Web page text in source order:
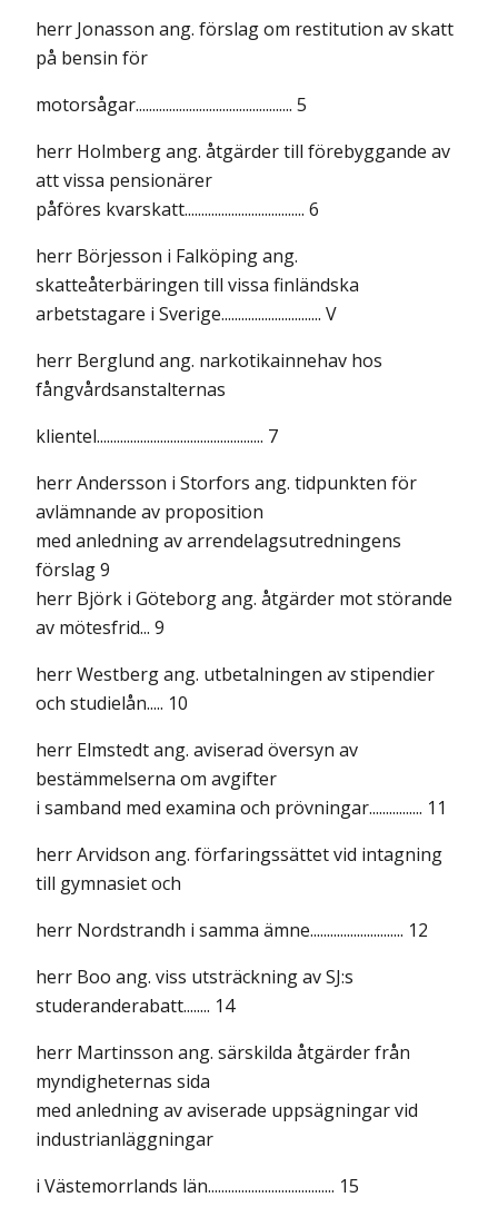
herr Jonasson ang. förslag om restitution av skatt
på bensin för
motorsågar............................................... 5
herr Holmberg ang. åtgärder till förebyggande av
att vissa pensionärer
påföres kvarskatt.................................... 6
herr Börjesson i Falköping ang.
skatteåterbäringen till vissa finländska
arbetstagare i Sverige.............................. V
herr Berglund ang. narkotikainnehav hos
fångvårdsanstalternas
klientel.................................................. 7
herr Andersson i Storfors ang. tidpunkten för
avlämnande av proposition
med anledning av arrendelagsutredningens
förslag 9
herr Björk i Göteborg ang. åtgärder mot störande
av mötesfrid... 9
herr Westberg ang. utbetalningen av stipendier
och studielån..... 10
herr Elmstedt ang. aviserad översyn av
bestämmelserna om avgifter
i samband med examina och prövningar................ 11
herr Arvidson ang. förfaringssättet vid intagning
till gymnasiet och
herr Nordstrandh i samma ämne............................ 12
herr Boo ang. viss utsträckning av SJ:s
studeranderabatt........ 14
herr Martinsson ang. särskilda åtgärder från
myndigheternas sida
med anledning av aviserade uppsägningar vid
industrianläggningar
i Västemorrlands län...................................... 15